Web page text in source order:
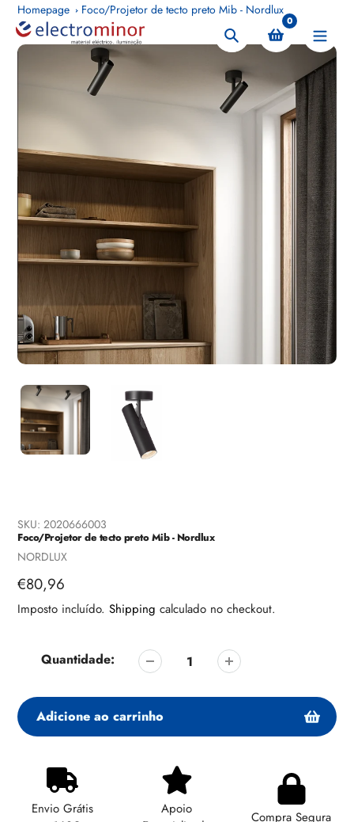
Pular
para
Procurar
0
Homepage Foco/Projetor de tecto preto Mib - Nordlux
SKU: 2020666003
Foco/Projetor de tecto preto Mib - Nordlux
Fornecedor
NORDLUX
Preço
regular
€80,96
Imposto incluído. Shipping calculado no checkout.
Quantidade:
Adicione ao carrinho
seuEnvio Grátis
Apoio
Compra Segura